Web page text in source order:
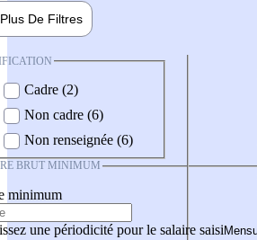
Plus De Filtres
Cadre (2)
Non cadre (6)
Non renseignée (6)
BRUT MINIMUM
minimum
une périodicité pour le salaire saisi